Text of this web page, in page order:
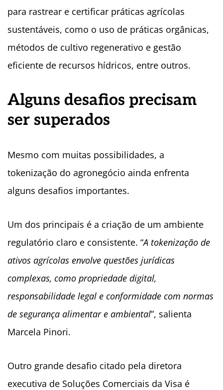
para rastrear e certificar práticas agrícolas
sustentáveis, como o uso de práticas orgânicas,
métodos de cultivo regenerativo e gestão
eficiente de recursos hídricos, entre outros.
Alguns desafios precisam
ser superados
Mesmo com muitas possibilidades, a
tokenização do agronegócio ainda enfrenta
alguns desafios importantes.
Um dos principais é a criação de um ambiente
regulatório claro e consistente. “A tokenização de
ativos agrícolas envolve questões jurídicas
complexas, como propriedade digital,
responsabilidade legal e conformidade com normas
de segurança alimentar e ambiental”, salienta
Marcela Pinori.
Outro grande desafio citado pela diretora
executiva de Soluções Comerciais da Visa é